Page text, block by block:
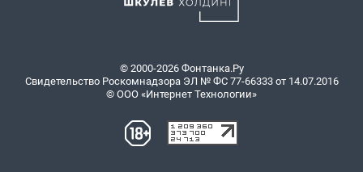
© 2000-2026 Фонтанка.Ру
Свидетельство Роскомнадзора ЭЛ № ФС 77-66333 от 14.07.2016
© ООО «Интернет Технологии»